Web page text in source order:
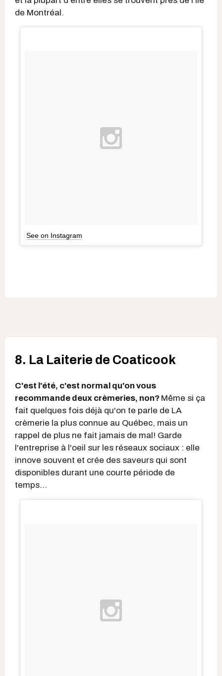
de Montréal.
See on Instagram
8. La Laiterie de Coaticook
C'est l'été, c'est normal qu'on vous
recommande deux crèmeries, non? Même si ça
fait quelques fois déjà qu'on te parle de LA
crèmerie la plus connue au Québec, mais un
rappel de plus ne fait jamais de mal! Garde
l'entreprise à l'oeil sur les réseaux sociaux : elle
innove souvent et crée des saveurs qui sont
disponibles durant une courte période de
temps...